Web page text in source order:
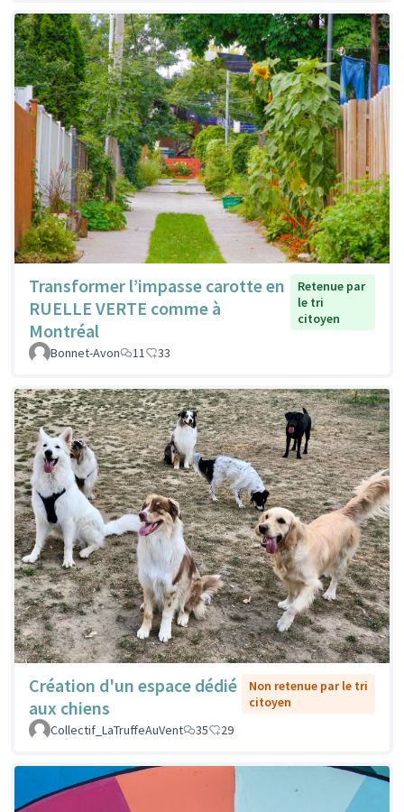
Transformer l’impasse carotte en
RUELLE VERTE comme à
Montréal
Retenue par
le tri
citoyen
Bonnet-Avon 11 33
Création d'un espace dédié
aux chiens
Non retenue par le tri
citoyen
Collectif_LaTruffeAuVent
35 29